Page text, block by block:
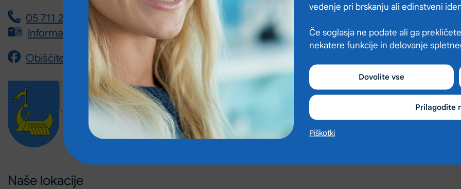
vedenje pri brskanju ali edinstveni
Če soglasja ne podate ali ga
nekatere funkcije in delovanje
Dovolite vse
Prilagodite
Piškotki
05 711 21 00
informacije@zdib.si
Obiščite nas na Facebooku
Naše lokacije